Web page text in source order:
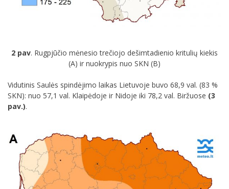
2 pav. Rugpjūčio mėnesio trečiojo dešimtadienio kritulių kiekis
(A) ir nuokrypis nuo SKN (B)
Vidutinis Saulės spindėjimo laikas Lietuvoje buvo 68,9 val. (83 %
SKN): nuo 57,1 val. Klaipėdoje ir Nidoje iki 78,2 val. Biržuose (3
pav.).